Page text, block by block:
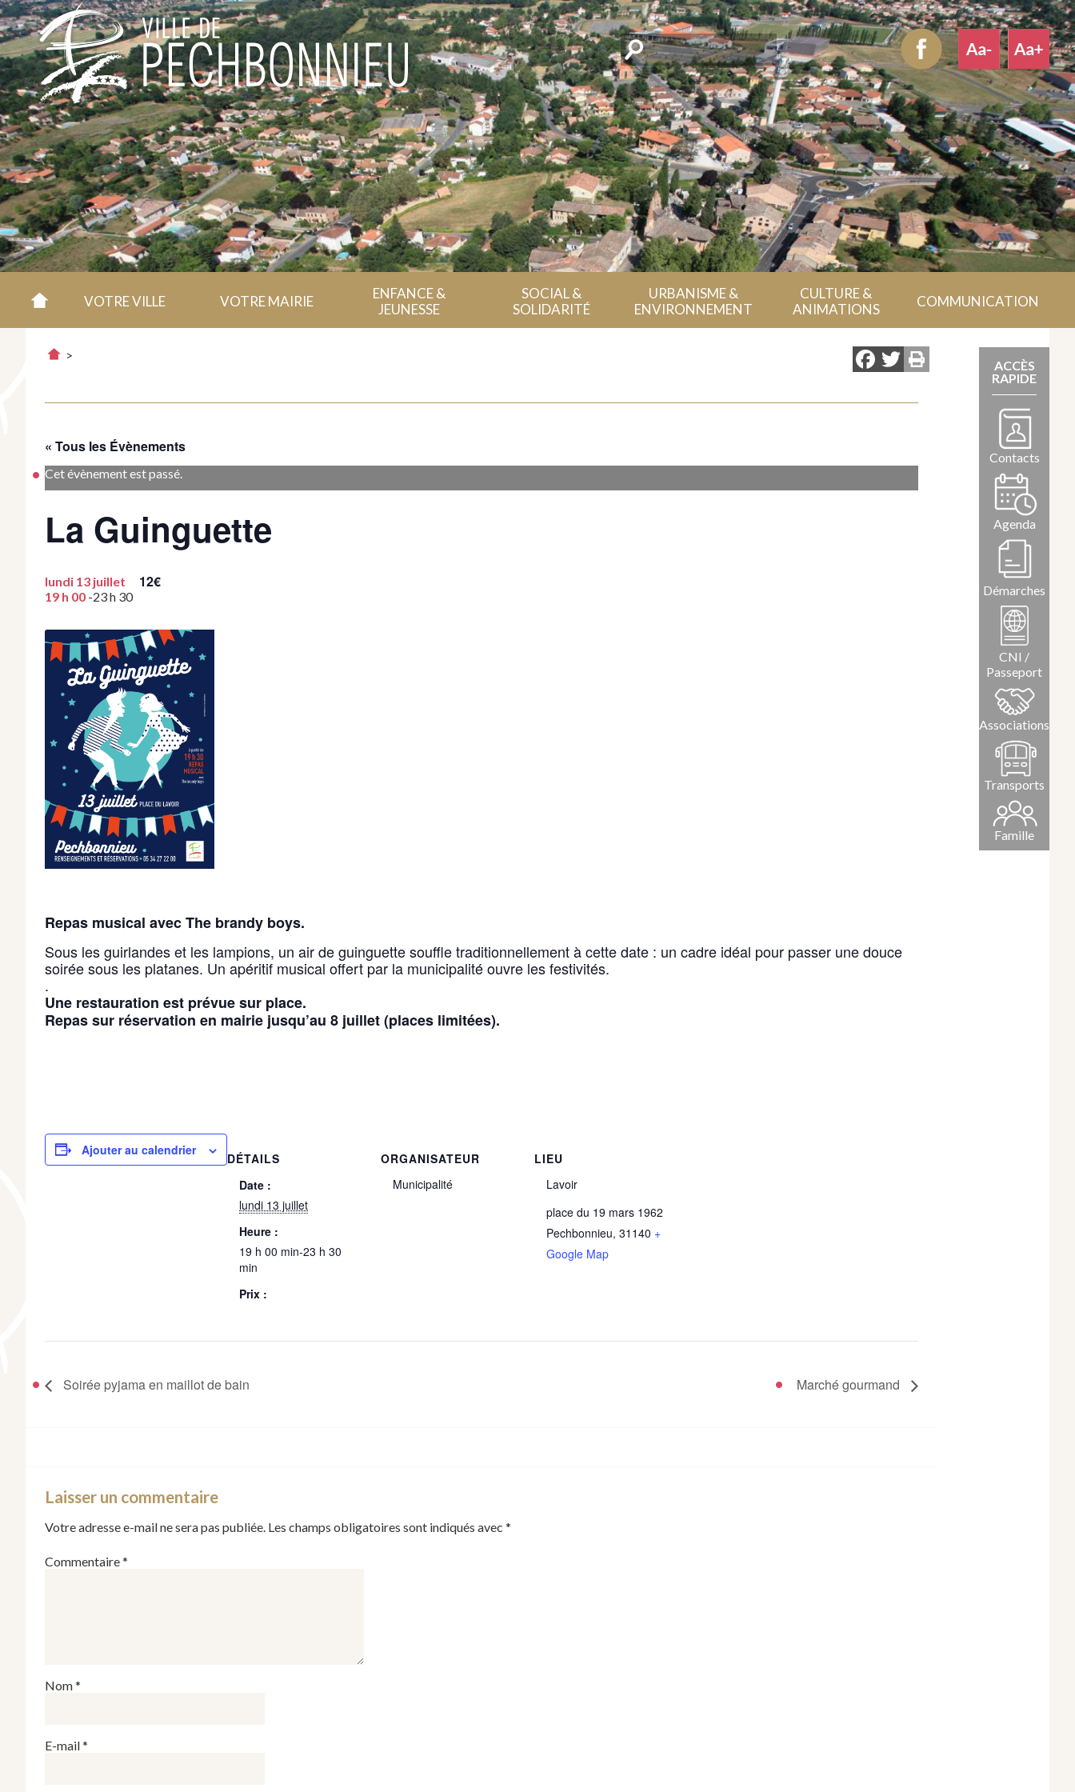
Rechercher
VOTRE VILLE VOTRE MAIRIE
ENFANCE &
JEUNESSE
SOCIAL &
SOLIDARITÉ
URBANISME &
ENVIRONNEMENT
CULTURE &
ANIMATIONS
COMMUNICATION
> Facebook
Twitter
« Tous les Évènements
Cet évènement est passé.
La Guinguette
lundi 13 juillet
19 h 00 -23 h 30
12€
Repas musical avec The brandy boys.
Sous les guirlandes et les lampions, un air de guinguette souffle traditionnellement à cette date : un cadre idéal pour passer une douce
soirée sous les platanes. Un apéritif musical offert par la municipalité ouvre les festivités.
.
Une restauration est prévue sur place.
Repas sur réservation en mairie jusqu’au 8 juillet (places limitées).
Ajouter au calendrier
DÉTAILS
Date :
lundi 13 juillet
Heure :
19 h 00 min-23 h 30
min
Prix :
ORGANISATEUR
Municipalité
LIEU
Lavoir
place du 19 mars 1962
Pechbonnieu, 31140 +
Google Map
Soirée pyjama en maillot de bain Marché gourmand
Laisser un commentaire
Votre adresse e-mail ne sera pas publiée. Les champs obligatoires sont indiqués avec *
Commentaire*
Nom*
E-mail*
ACCÈS
RAPIDE
Contacts
Agenda
Démarches
CNI /
Passeport
Associations
Transports
Famille